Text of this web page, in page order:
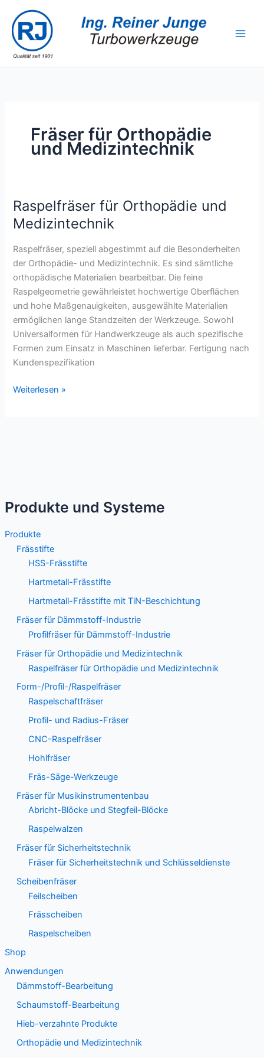
Inhalt
springen
Produkte und Systeme
Produkte
Frässtifte
HSS-Frässtifte
Hartmetall-Frässtifte
Hartmetall-Frässtifte mit TiN-Beschichtung
Fräser für Dämmstoff-Industrie
Profilfräser für Dämmstoff-Industrie
Fräser für Orthopädie und Medizintechnik
Raspelfräser für Orthopädie und Medizintechnik
Form-/Profil-/Raspelfräser
Raspelschaftfräser
Profil- und Radius-Fräser
CNC-Raspelfräser
Hohlfräser
Fräs-Säge-Werkzeuge
Fräser für Musikinstrumentenbau
Abricht-Blöcke und Stegfeil-Blöcke
Raspelwalzen
Fräser für Sicherheitstechnik
Fräser für Sicherheitstechnik und Schlüsseldienste
Scheibenfräser
Feilscheiben
Frässcheiben
Raspelscheiben
Shop
Anwendungen
Dämmstoff-Bearbeitung
Schaumstoff-Bearbeitung
Hieb-verzahnte Produkte
Orthopädie und Medizintechnik
Fräser für Orthopädie
und Medizintechnik
Raspelfräser für Orthopädie und
Medizintechnik
Raspelfräser, speziell abgestimmt auf die Besonderheiten
der Orthopädie- und Medizintechnik. Es sind sämtliche
orthopädische Materialien bearbeitbar. Die feine
Raspelgeometrie gewährleistet hochwertige Oberflächen
und hohe Maßgenauigkeiten, ausgewählte Materialien
ermöglichen lange Standzeiten der Werkzeuge. Sowohl
Universalformen für Handwerkzeuge als auch spezifische
Formen zum Einsatz in Maschinen lieferbar. Fertigung nach
Kundenspezifikation
Raspelfräser
Weiterlesen »